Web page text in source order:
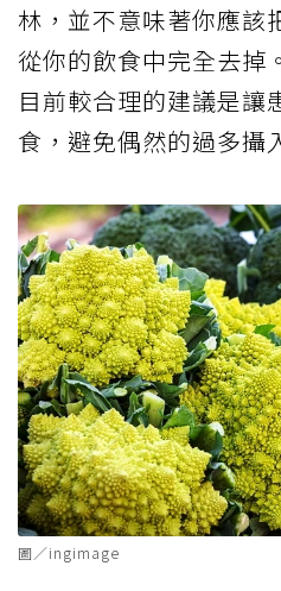
林，並不意味著你應該
從你的飲食中完全去掉
目前較合理的建議是讓
食，避免偶然的過多攝
圖／ingimage